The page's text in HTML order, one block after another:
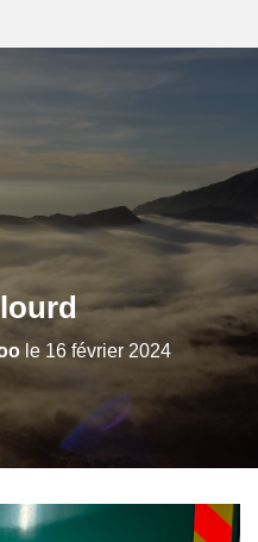
le 16 février 2024